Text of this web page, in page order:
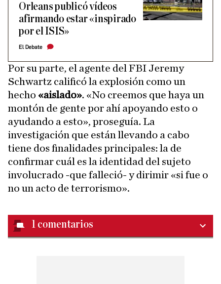
Orleans publicó vídeos
afirmando estar «inspirado
por el ISIS»
El Debate
Por su parte, el agente del FBI Jeremy
Schwartz calificó la explosión como un
hecho «aislado». «No creemos que haya un
montón de gente por ahí apoyando esto o
ayudando a esto», proseguía. La
investigación que están llevando a cabo
tiene dos finalidades principales: la de
confirmar cuál es la identidad del sujeto
involucrado -que falleció- y dirimir «si fue o
no un acto de terrorismo».
1 comentarios